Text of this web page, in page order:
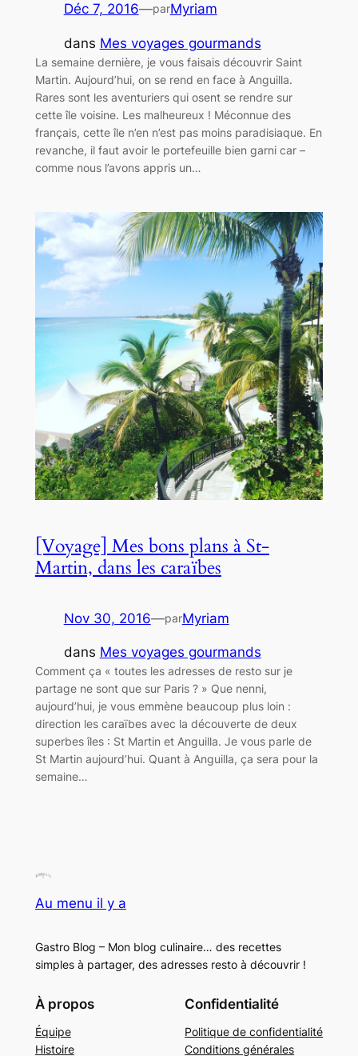
Déc 7, 2016—parMyriam
dans Mes voyages gourmands
La semaine dernière, je vous faisais découvrir Saint
Martin. Aujourd’hui, on se rend en face à Anguilla.
Rares sont les aventuriers qui osent se rendre sur
cette île voisine. Les malheureux ! Méconnue des
français, cette île n’en n’est pas moins paradisiaque. En
revanche, il faut avoir le portefeuille bien garni car –
comme nous l’avons appris un…
[Voyage] Mes bons plans à St-
Martin, dans les caraïbes
Nov 30, 2016—parMyriam
dans Mes voyages gourmands
Comment ça « toutes les adresses de resto sur je
partage ne sont que sur Paris ? » Que nenni,
aujourd’hui, je vous emmène beaucoup plus loin :
direction les caraïbes avec la découverte de deux
superbes îles : St Martin et Anguilla. Je vous parle de
St Martin aujourd’hui. Quant à Anguilla, ça sera pour la
semaine…
Au menu il y a
Gastro Blog – Mon blog culinaire… des recettes
simples à partager, des adresses resto à découvrir !
À propos
Équipe
Histoire
Confidentialité
Politique de confidentialité
Conditions générales